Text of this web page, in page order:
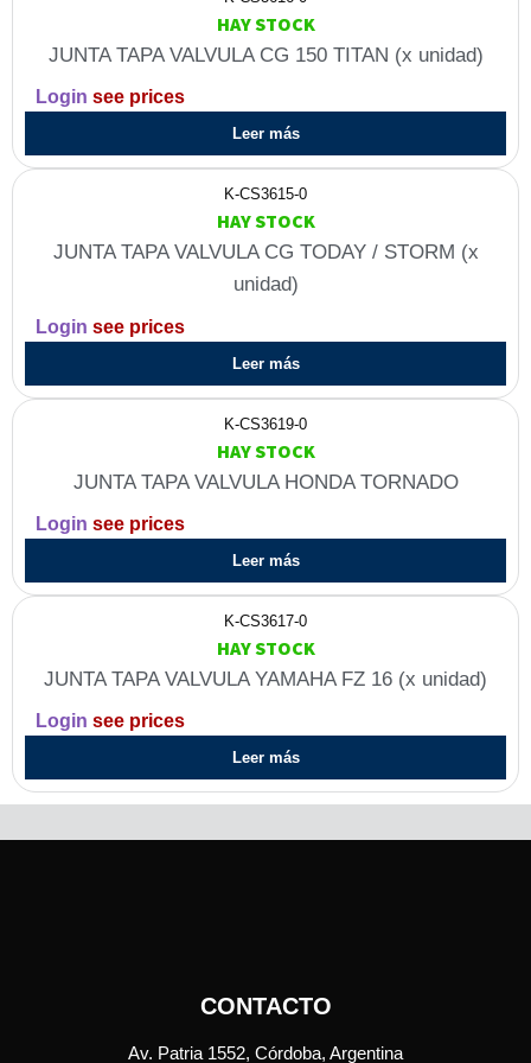
HAY STOCK
JUNTA TAPA VALVULA CG 150 TITAN (x unidad)
Login see prices
Leer más
K-CS3615-0
HAY STOCK
JUNTA TAPA VALVULA CG TODAY / STORM (x
unidad)
Login see prices
Leer más
K-CS3619-0
HAY STOCK
JUNTA TAPA VALVULA HONDA TORNADO
Login see prices
Leer más
K-CS3617-0
HAY STOCK
JUNTA TAPA VALVULA YAMAHA FZ 16 (x unidad)
Login see prices
Leer más
CONTACTO
Av. Patria 1552, Córdoba, Argentina